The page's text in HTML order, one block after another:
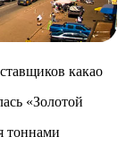
какао
«Золотой
тоннами